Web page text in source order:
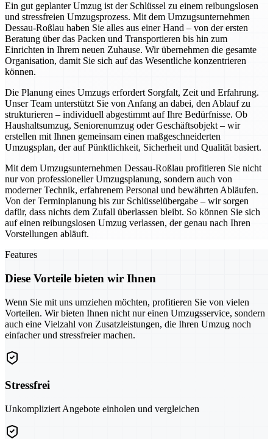
Ein gut geplanter Umzug ist der Schlüssel zu einem reibungslosen
und stressfreien Umzugsprozess. Mit dem Umzugsunternehmen
Dessau-Roßlau haben Sie alles aus einer Hand – von der ersten
Beratung über das Packen und Transportieren bis hin zum
Einrichten in Ihrem neuen Zuhause. Wir übernehmen die gesamte
Organisation, damit Sie sich auf das Wesentliche konzentrieren
können.
Die Planung eines Umzugs erfordert Sorgfalt, Zeit und Erfahrung.
Unser Team unterstützt Sie von Anfang an dabei, den Ablauf zu
strukturieren – individuell abgestimmt auf Ihre Bedürfnisse. Ob
Haushaltsumzug, Seniorenumzug oder Geschäftsobjekt – wir
erstellen mit Ihnen gemeinsam einen maßgeschneiderten
Umzugsplan, der auf Pünktlichkeit, Sicherheit und Qualität basiert.
Mit dem Umzugsunternehmen Dessau-Roßlau profitieren Sie nicht
nur von professioneller Umzugsplanung, sondern auch von
moderner Technik, erfahrenem Personal und bewährten Abläufen.
Von der Terminplanung bis zur Schlüsselübergabe – wir sorgen
dafür, dass nichts dem Zufall überlassen bleibt. So können Sie sich
auf einen reibungslosen Umzug verlassen, der genau nach Ihren
Vorstellungen abläuft.
Features
Diese Vorteile bieten wir Ihnen
Wenn Sie mit uns umziehen möchten, profitieren Sie von vielen
Vorteilen. Wir bieten Ihnen nicht nur einen Umzugsservice, sondern
auch eine Vielzahl von Zusatzleistungen, die Ihren Umzug noch
einfacher und stressfreier machen.
Stressfrei
Unkompliziert Angebote einholen und vergleichen